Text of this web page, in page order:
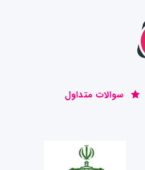
سوالات متداول